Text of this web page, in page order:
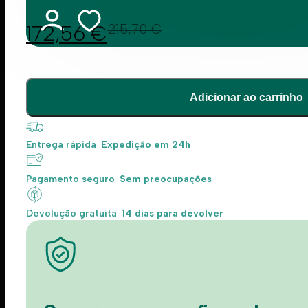
215,70€
172,56€
Adicionar ao carrinho
Entrega rápida Expedição em 24h
Pagamento seguro Sem preocupações
Devolução gratuita 14 dias para devolver